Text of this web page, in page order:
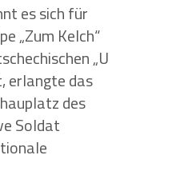
es sich für
„Zum Kelch“
„U
erlangte das
des
Soldat